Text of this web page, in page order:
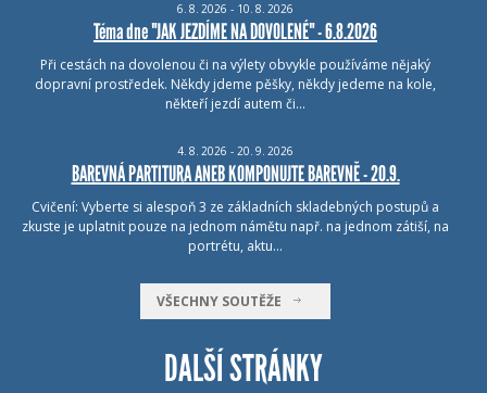
6. 8. 2026 - 10. 8. 2026
Téma dne "JAK JEZDÍME NA DOVOLENÉ" - 6.8.2026
Při cestách na dovolenou či na výlety obvykle používáme nějaký
dopravní prostředek. Někdy jdeme pěšky, někdy jedeme na kole,
někteří jezdí autem či…
4. 8. 2026 - 20. 9. 2026
BAREVNÁ PARTITURA ANEB KOMPONUJTE BAREVNĚ - 20.9.
Cvičení: Vyberte si alespoň 3 ze základních skladebných postupů a
zkuste je uplatnit pouze na jednom námětu např. na jednom zátiší, na
portrétu, aktu…
VŠECHNY SOUTĚŽE
DALŠÍ STRÁNKY